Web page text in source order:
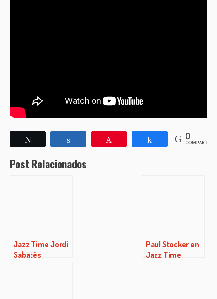
Compartir Compartir
0
COMPARTIR
Post Relacionados
Jazz Time Jordi
Sabatés
Paul Stocker en
Jazz Time